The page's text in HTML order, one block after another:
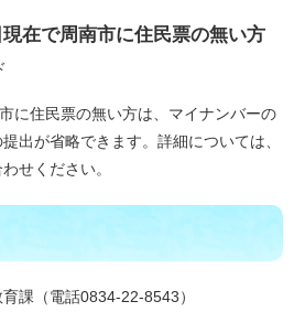
在で周南市に住民票の無い方
に住民票の無い方は、マイナンバーの
出が省略できます。詳細については、
せください。
課（電話0834-22-8543）